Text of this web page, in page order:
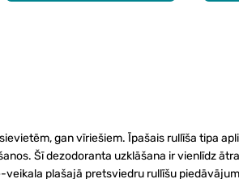
gan vīriešiem. Īpašais rullīša tipa
Šī dezodoranta uzklāšana ir vienlīdz
plašajā pretsviedru rullīšu